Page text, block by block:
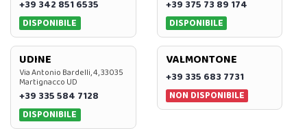
+39 342 851 6535
DISPONIBILE
+39 375 73 89 174
DISPONIBILE
UDINE
Via Antonio Bardelli, 4, 33035
Martignacco UD
+39 335 584 7128
DISPONIBILE
VALMONTONE
+39 335 683 7731
NON DISPONIBILE